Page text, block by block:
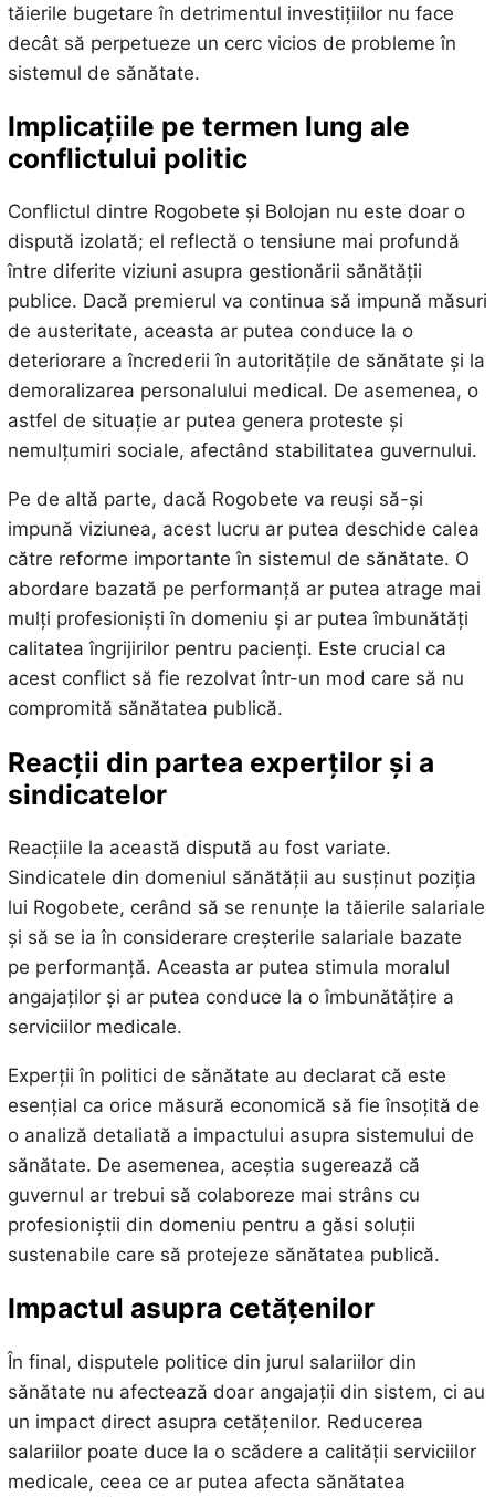
tăierile bugetare în detrimentul investițiilor nu face
decât să perpetueze un cerc vicios de probleme în
sistemul de sănătate.
Implicațiile pe termen lung ale
conflictului politic
Conflictul dintre Rogobete și Bolojan nu este doar o
dispută izolată; el reflectă o tensiune mai profundă
între diferite viziuni asupra gestionării sănătății
publice. Dacă premierul va continua să impună măsuri
de austeritate, aceasta ar putea conduce la o
deteriorare a încrederii în autoritățile de sănătate și la
demoralizarea personalului medical. De asemenea, o
astfel de situație ar putea genera proteste și
nemulțumiri sociale, afectând stabilitatea guvernului.
Pe de altă parte, dacă Rogobete va reuși să-și
impună viziunea, acest lucru ar putea deschide calea
către reforme importante în sistemul de sănătate. O
abordare bazată pe performanță ar putea atrage mai
mulți profesioniști în domeniu și ar putea îmbunătăți
calitatea îngrijirilor pentru pacienți. Este crucial ca
acest conflict să fie rezolvat într-un mod care să nu
compromită sănătatea publică.
Reacții din partea experților și a
sindicatelor
Reacțiile la această dispută au fost variate.
Sindicatele din domeniul sănătății au susținut poziția
lui Rogobete, cerând să se renunțe la tăierile salariale
și să se ia în considerare creșterile salariale bazate
pe performanță. Aceasta ar putea stimula moralul
angajaților și ar putea conduce la o îmbunătățire a
serviciilor medicale.
Experții în politici de sănătate au declarat că este
esențial ca orice măsură economică să fie însoțită de
o analiză detaliată a impactului asupra sistemului de
sănătate. De asemenea, aceștia sugerează că
guvernul ar trebui să colaboreze mai strâns cu
profesioniștii din domeniu pentru a găsi soluții
sustenabile care să protejeze sănătatea publică.
Impactul asupra cetățenilor
În final, disputele politice din jurul salariilor din
sănătate nu afectează doar angajații din sistem, ci au
un impact direct asupra cetățenilor. Reducerea
salariilor poate duce la o scădere a calității serviciilor
medicale, ceea ce ar putea afecta sănătatea